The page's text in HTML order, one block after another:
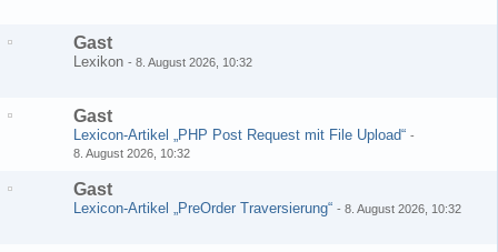
Gast
Lexikon - 8. August 2026, 10:32
Gast
Lexicon-Artikel „PHP Post Request mit File Upload“ -
8. August 2026, 10:32
Gast
Lexicon-Artikel „PreOrder Traversierung“ - 8. August 2026, 10:32